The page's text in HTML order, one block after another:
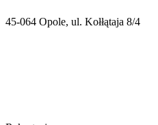
45-064 Opole, ul. Kołłątaja 8/4